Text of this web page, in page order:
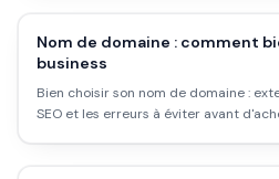
Nom de domaine : comment
business
Bien choisir son nom de domaine :
SEO et les erreurs à éviter avant